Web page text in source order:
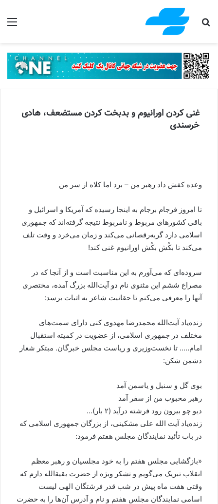
جستجو برای
غنی کردن اورانیوم و بدبخت کردن مستضعف، هادی
خرسندی
وعده کفش داد رهبر من – برد اما کلاه از سر من
تا امروز فرجام برجام به اینجا رسیده که آمریکا و اسرائیل و
باقی کشورهای مربوط و نامربوط نتیجه گرفته‌اند که جمهوری
اسلامی دارد گربه‌رقصانی می‌کند و زمان می‌خرد و وقت تلف
می‌کند تا بکُش بکُش اورانیوم غنی کند!
سروده‌ای که می‌آورم به این مناسبت است و از آنجا که در
مصراع ششم این مثنوی نام دو آیت‌الله بزرگ آمده، مختصری
آنها را معرفی می‌کنم تا حقانیت شاعر به اثبات برسد:
زنده‌یاد آیت‌الله محمدرضا مهدوی کنی دارای سمت‌های
مختلف در جمهوری اسلامی، از عضویت در کمیته استقبال
امام….. تا نخست‌وزیری و ریاست مجلس خبرگان. مبتکر شعار
دشمن شکن:
بوی گل و سنبل و یاسمن آمد
رهبر محبوب من از سفر آمد
دیو چو بیرون رود فرشته درآید (۲ بار)…
زنده‌یاد آیت الله علی مشکینی، از بزرگان جمهوری اسلامی که
در باب تأئید نمایندگان مجلس هفتم فرمود:
«بازگشایی مجلس هفتم را به خود مجلسیان و رهبر معظم
انقلاب تبریک می‌گویم و تشکر ویژه از حضرت بقیةالله دارم که
وقتی هفت ماه پیش در شب قدر فرشتگان الهی لیست
اسامی نمایندگان مجلس هفتم و نام و آدرس آن‌ها را به حضرت